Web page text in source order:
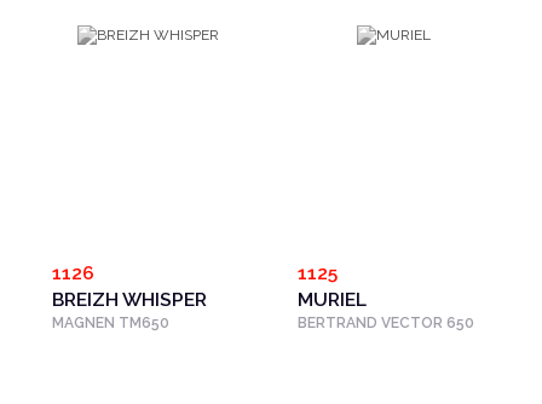
1126
BREIZH WHISPER
MAGNEN TM650
1125
MURIEL
BERTRAND VECTOR 650